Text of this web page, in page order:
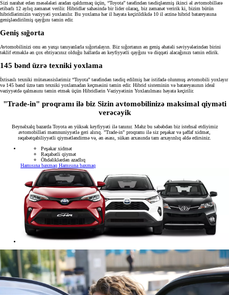
Sizi narahat edən məsələləri aradan qaldırmaq üçün, “Toyota” tərəfindən təsdiqlənmiş ikinci əl avtomobillərə
etibarlı 12 aylıq zəmanət verilir. Hibridlər sahəsində bir lider olaraq, biz zəmanət veririk ki, bizim bütün
hibridlərimizin vəziyyəti yoxlanılır. Bu yoxlama hər il həyata keçirildikdə 10 il ərzinə hibrid batareyasına
genişləndirilmiş qayğını təmin edir.
Geniş sığorta
Avtomobilinizi onu ən yaxşı tanıyanlarla sığortalayın. Biz sığortanın ən geniş əhatəli səviyyələrindən birini
təklif etməklə ən çox ehtiyacınız olduğu hallarda ən keyfiyyətli qayğını və diqqəti alacağınızı təmin edirik.
145 bənd üzrə texniki yoxlama
İxtisaslı texniki mütəxəssislərimiz “Toyota” tərəfindən təsdiq edilmiş hər istifadə olunmuş avtomobili yoxlayır
və 145 bənd üzrə tam texniki yoxlamadan keçməsini təmin edir. Hibrid sisteminin və batareyasının ideal
vəziyyətdə qalmasını təmin etmək üçün Hibridlərin Vəziyyətinin Yoxlanılması həyata keçirilir.
"Trade-in" proqramı ilə biz Sizin avtomobilinizə maksimal qiyməti
verəcəyik
Beynəlxalq bazarda Toyota ən yüksək keyfiyyəti ilə tanınır. Məhz bu səbəbdən biz istehsal etdiyimiz
avtomobilləri məmnuniyyətlə geri alırıq. "Trade-in" proqramı ilə siz peşəkar və şəffaf xidmət,
rəqabətqabiliyyətli qiymətləndirmə və, ən əsası, sükan arxasında tam arxayınlıq əldə edirsiniz.
Peşəkar xidmət
Rəqabətli qiymət
Öhdəliklərdən azadlıq
Hamısına baxmaq Hamısına baxmaq